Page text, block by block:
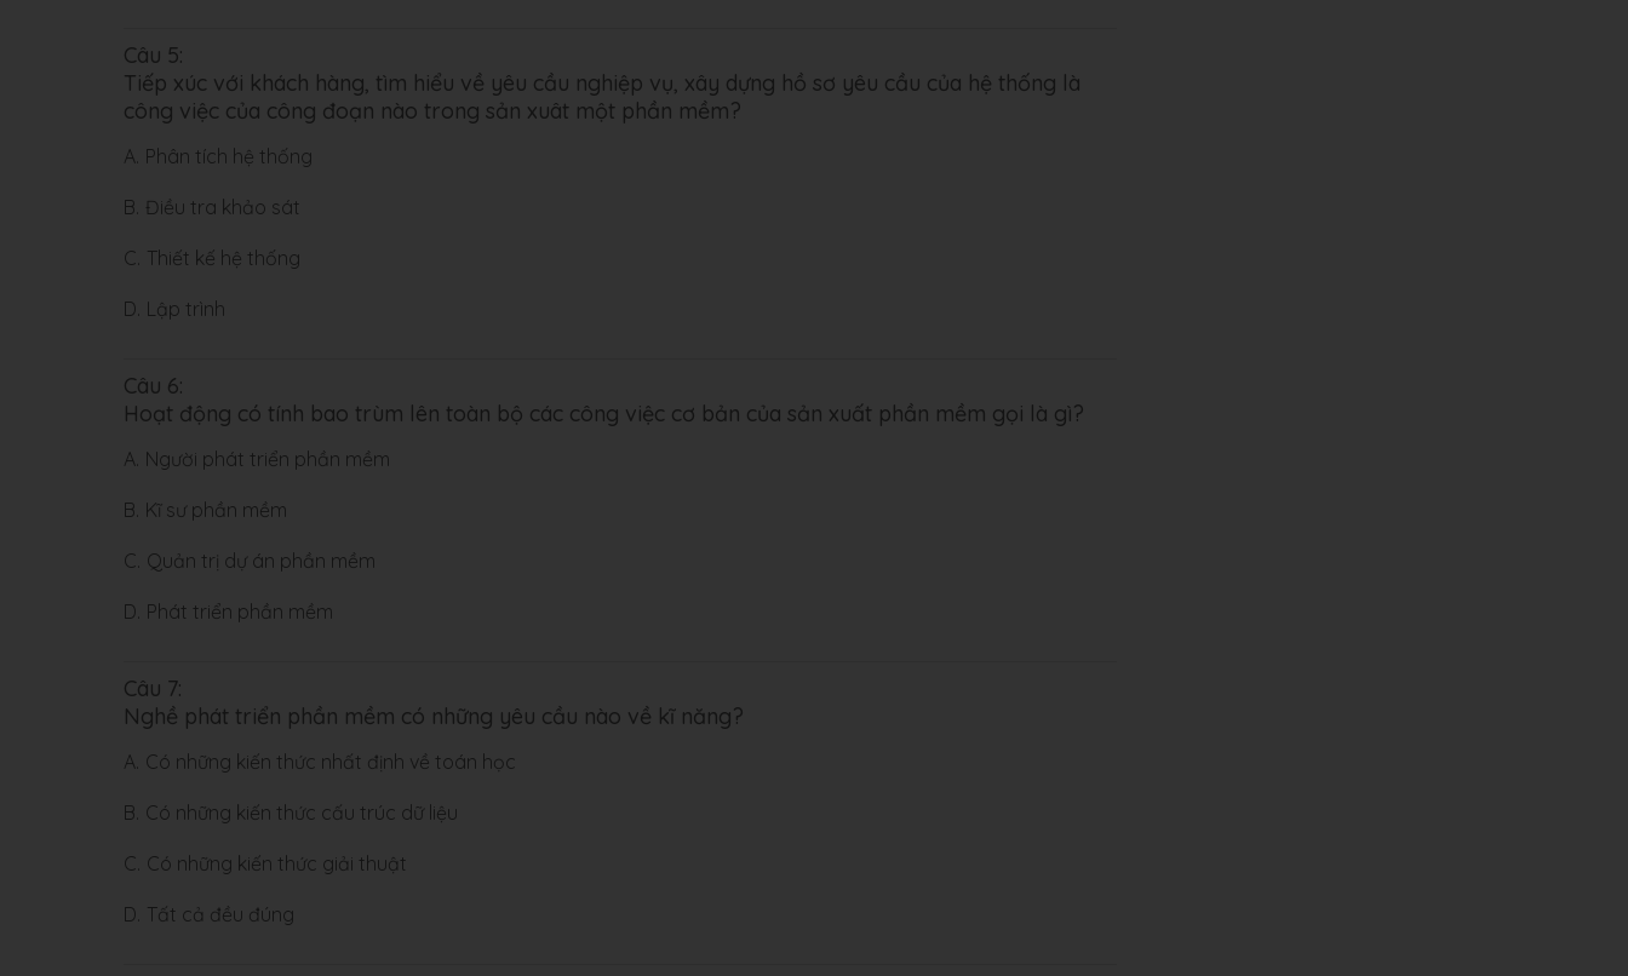
Câu 5:
Tiếp xúc với khách hàng, tìm hiểu về yêu cầu nghiệp vụ, xây dựng hồ sơ yêu cầu của hệ thống là
công việc của công đoạn nào trong sản xuât một phần mềm?
A. Phân tích hệ thống
B. Điều tra khảo sát
C. Thiết kế hệ thống
D. Lập trình
Câu 6:
Hoạt động có tính bao trùm lên toàn bộ các công việc cơ bản của sản xuất phần mềm gọi là gì?
A. Người phát triển phần mềm
B. Kĩ sư phần mềm
C. Quản trị dự án phần mềm
D. Phát triển phần mềm
Câu 7:
Nghề phát triển phần mềm có những yêu cầu nào về kĩ năng?
A. Có những kiến thức nhất định về toán học
B. Có những kiến thức cấu trúc dữ liệu
C. Có những kiến thức giải thuật
D. Tất cả đều đúng